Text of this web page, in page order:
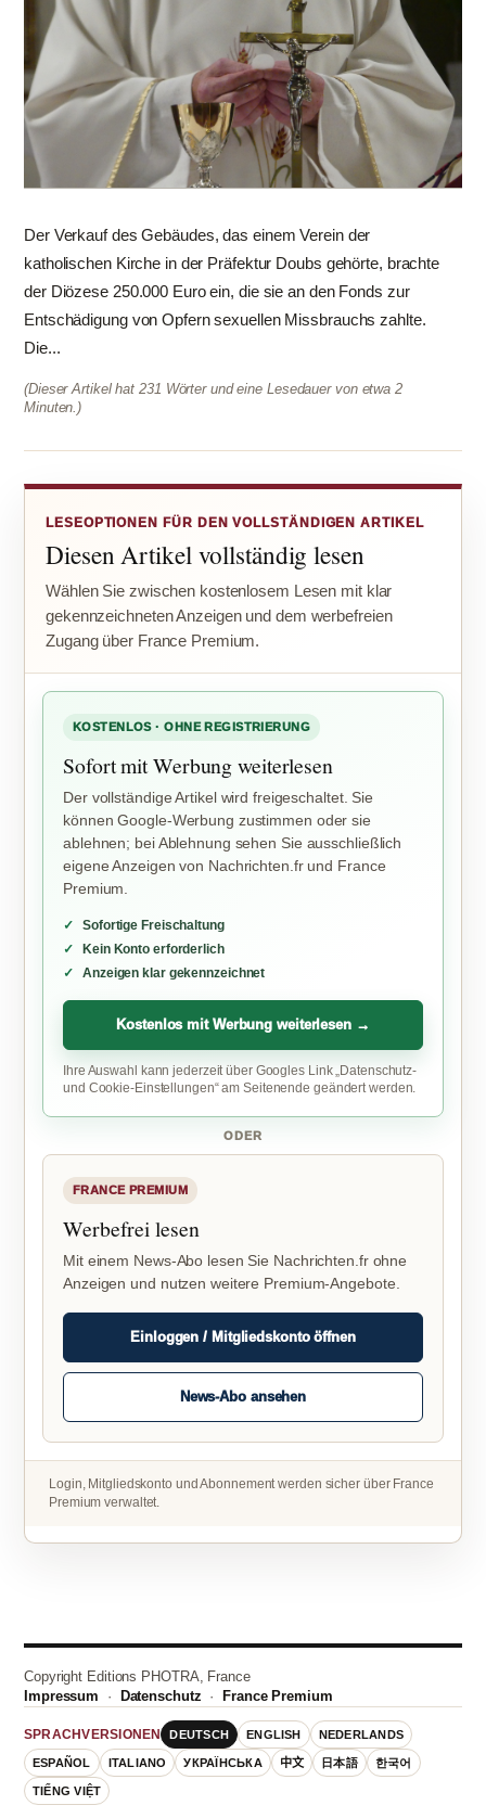
Der Verkauf des Gebäudes, das einem Verein der
katholischen Kirche in der Präfektur Doubs gehörte, brachte
der Diözese 250.000 Euro ein, die sie an den Fonds zur
Entschädigung von Opfern sexuellen Missbrauchs zahlte.
Die...
(Dieser Artikel hat 231 Wörter und eine Lesedauer von etwa 2
Minuten.)
LESEOPTIONEN FÜR DEN VOLLSTÄNDIGEN ARTIKEL
Diesen Artikel vollständig lesen
Wählen Sie zwischen kostenlosem Lesen mit klar
gekennzeichneten Anzeigen und dem werbefreien
Zugang über France Premium.
KOSTENLOS · OHNE REGISTRIERUNG
Sofort mit Werbung weiterlesen
Der vollständige Artikel wird freigeschaltet. Sie
können Google-Werbung zustimmen oder sie
ablehnen; bei Ablehnung sehen Sie ausschließlich
eigene Anzeigen von Nachrichten.fr und France
Premium.
Sofortige Freischaltung
Kein Konto erforderlich
Anzeigen klar gekennzeichnet
Kostenlos mit Werbung weiterlesen →
Ihre Auswahl kann jederzeit über Googles Link „Datenschutz-
und Cookie-Einstellungen“ am Seitenende geändert werden.
ODER
FRANCE PREMIUM
Werbefrei lesen
Mit einem News-Abo lesen Sie Nachrichten.fr ohne
Anzeigen und nutzen weitere Premium-Angebote.
Einloggen / Mitgliedskonto öffnen
News-Abo ansehen
Login, Mitgliedskonto und Abonnement werden sicher über France
Premium verwaltet.
Copyright Editions PHOTRA, France
Impressum · Datenschutz · France Premium
SPRACHVERSIONEN DEUTSCH ENGLISH NEDERLANDS
ESPAÑOL ITALIANO УКРАЇНСЬКА 中文 日本語 한국어
TIẾNG VIỆT